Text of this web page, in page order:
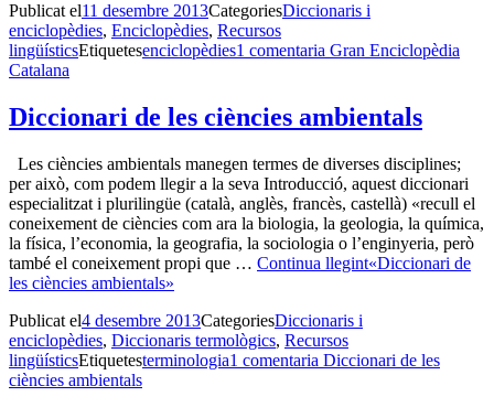
Publicat el11 desembre 2013CategoriesDiccionaris i
enciclopèdies, Enciclopèdies, Recursos
lingüísticsEtiquetesenciclopèdies1 comentaria Gran Enciclopèdia
Catalana
Diccionari de les ciències ambientals
Les ciències ambientals manegen termes de diverses disciplines;
per això, com podem llegir a la seva Introducció, aquest diccionari
especialitzat i plurilingüe (català, anglès, francès, castellà) «recull el
coneixement de ciències com ara la biologia, la geologia, la química,
la física, l’economia, la geografia, la sociologia o l’enginyeria, però
també el coneixement propi que … Continua llegint«Diccionari de
les ciències ambientals»
Publicat el4 desembre 2013CategoriesDiccionaris i
enciclopèdies, Diccionaris termològics, Recursos
lingüísticsEtiquetesterminologia1 comentaria Diccionari de les
ciències ambientals